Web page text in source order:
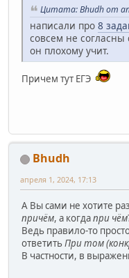
Цитата: Bhudh от
написали про 8
совсем не согласны
он плохому учит.
Причем тут ЕГЭ
Bhudh
апреля 1, 2024, 17:13
А Вы сами не хотите
причём, а когдапри чём
Ведь правило-то
ответитьПри том
В частности, в